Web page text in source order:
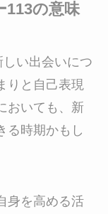
113の意味
い出会いにつ
りと自己表現
おいても、新
る時期かもし
身を高める活